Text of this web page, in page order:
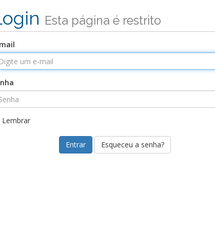
Esta página é restrito
Lembrar
Esqueceu a senha?